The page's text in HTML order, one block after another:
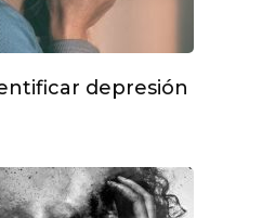
depresión